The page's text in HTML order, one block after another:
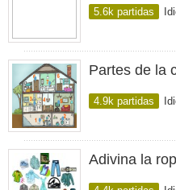
5.6k partidas
Partes de la
4.9k partidas
Adivina la